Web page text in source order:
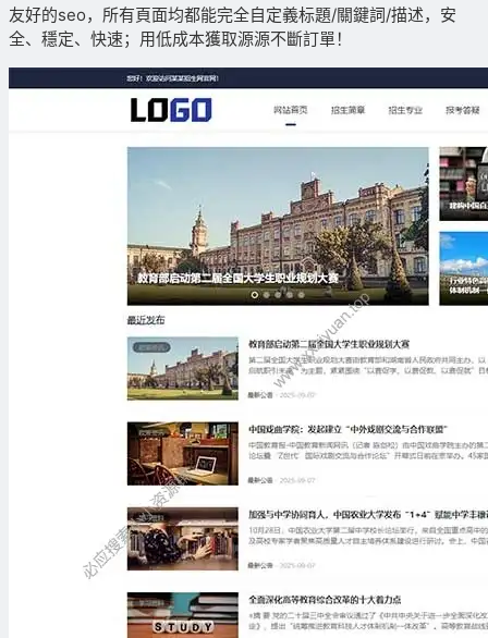
友好的seo，所有頁面均都能完全自定義标題/關鍵詞/描述，安
全、穩定、快速；用低成本獲取源源不斷訂單！